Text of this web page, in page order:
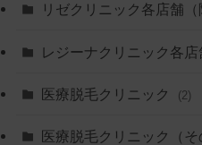
リゼクリニック各店舗（
レジーナクリニック各店
医療脱毛クリニック (2)
医療脱毛クリニック（そ